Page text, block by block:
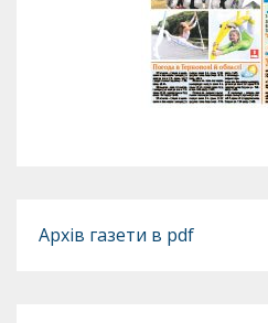
Архів газети в pdf